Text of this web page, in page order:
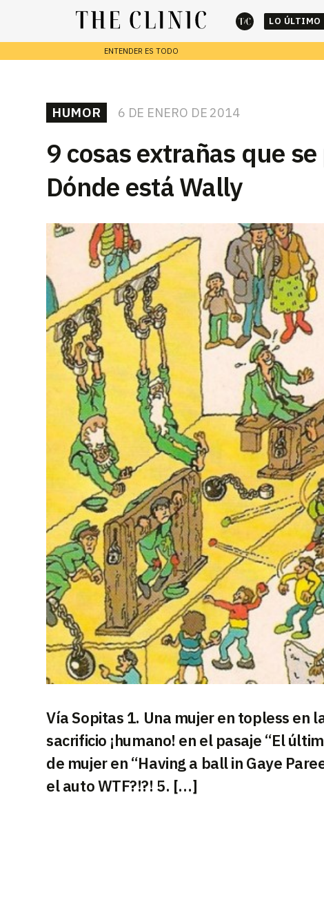
LO ÚLTIMO
REPORTAJES
ENTENDER ES TODO
Escribe lo que deseas y presiona enter para buscar
cerrar
HUMOR 6 DE ENERO DE 2014
9 cosas extrañas que
Dónde está Wally
Vía Sopitas 1. Una mujer en topless en
sacrificio ¡humano! en el pasaje “El
de mujer en “Having a ball in Gaye
el auto WTF?!?! 5. […]